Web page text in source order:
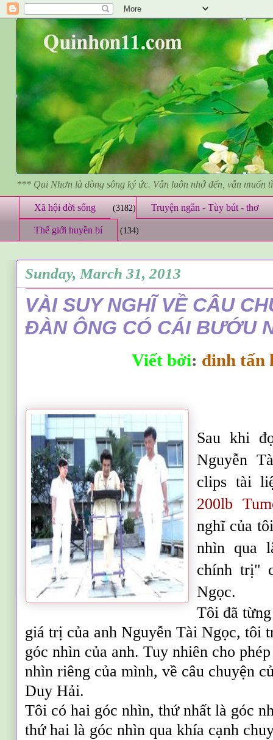
*** Qui Nhơn là dòng sông ký ức. Vẫn luôn nhớ đến, vẫn muốn
Xã hội đời sống (3182) Truyện ngắn - Tùy bút - thơ
Thế giới huyền bí (134)
Sunday, March 31, 2013
VÀI SUY NGHĨ VỀ CÂU
ĐÀN ÔNG CÓ CÁI BƯỚU
Viết bởi: đinh tấn
Sau khi
Nguyễn
clips tài
200lb
nghĩ của
nhìn qua
chính trị"
Ngọc.
Tôi đã
giá trị của anh Nguyễn Tài Ngọc, tôi
góc nhìn của anh. Tuy nhiên cho
nhìn riêng của mình, về câu chuyện
Duy Hải.
Tôi có hai góc nhìn, thứ nhất là góc
thứ hai là góc nhìn qua khía cạnh